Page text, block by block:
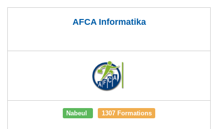
AFCA Informatika
Nabeul 1307 Formations